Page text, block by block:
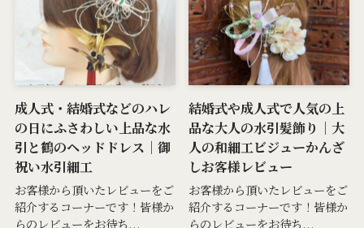
成人式・結婚式などのハレ
の日にふさわしい上品な水
引と鶴のヘッドドレス｜御
祝い水引細工
お客様から頂いたレビューをご
紹介するコーナーです！皆様か
らのレビューをお待ち...
結婚式や成人式で人気の上
品な大人の水引髪飾り｜大
人の和細工ビジューかんざ
しお客様レビュー
お客様から頂いたレビューをご
紹介するコーナーです！皆様か
らのレビューをお待ち...